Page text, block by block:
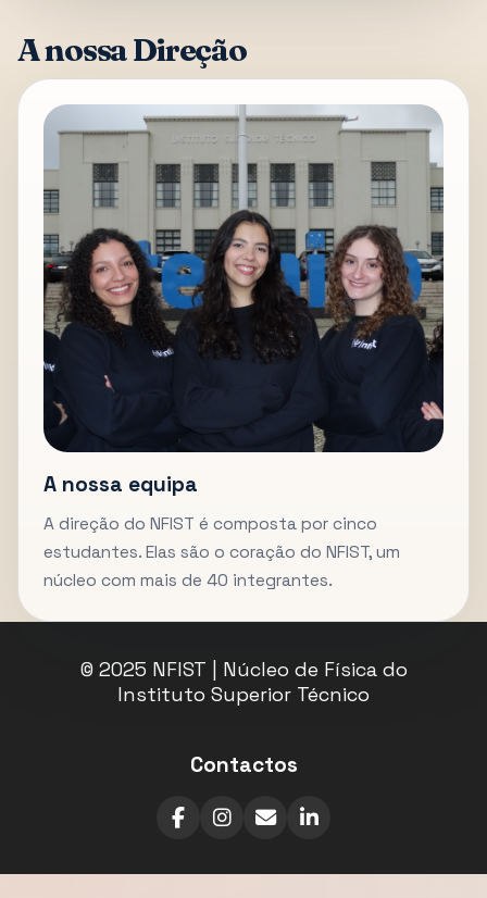
A nossa Direção
A nossa equipa
A direção do NFIST é composta por cinco
estudantes. Elas são o coração do NFIST, um
núcleo com mais de 40 integrantes.
© 2025 NFIST | Núcleo de Física do
Instituto Superior Técnico
Contactos